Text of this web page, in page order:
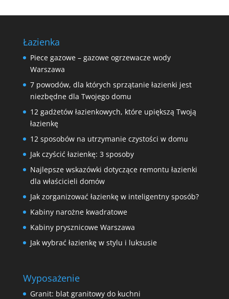
Łazienka
Piece gazowe – gazowe ogrzewacze wody
Warszawa
7 powodów, dla których sprzątanie łazienki jest
niezbędne dla Twojego domu
12 gadżetów łazienkowych, które upiększą Twoją
łazienkę
12 sposobów na utrzymanie czystości w domu
Jak czyścić łazienkę: 3 sposoby
Najlepsze wskazówki dotyczące remontu łazienki
dla właścicieli domów
Jak zorganizować łazienkę w inteligentny sposób?
Kabiny narożne kwadratowe
Kabiny prysznicowe Warszawa
Jak wybrać łazienkę w stylu i luksusie
Wyposażenie
Granit: blat granitowy do kuchni